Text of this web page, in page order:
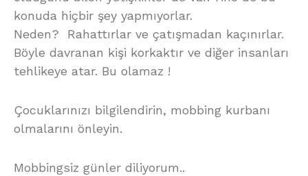
konuda hiçbir şey yapmıyorlar.
Neden? Rahattırlar ve çatışmadan kaçınırlar.
Böyle davranan kişi korkaktır ve diğer insanları
tehlikeye atar. Bu olamaz !
Çocuklarınızı bilgilendirin, mobbing kurbanı
olmalarını önleyin.
Mobbingsiz günler diliyorum..